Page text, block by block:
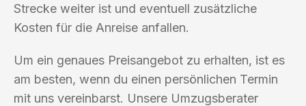
Strecke weiter ist und eventuell zusätzliche
Kosten für die Anreise anfallen.
Um ein genaues Preisangebot zu erhalten, ist es
am besten, wenn du einen persönlichen Termin
mit uns vereinbarst. Unsere Umzugsberater